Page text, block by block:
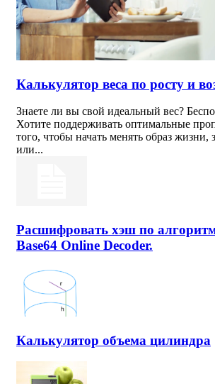
Калькулятор веса по росту и
Знаете ли вы свой идеальный вес?
Хотите поддерживать оптимальные
того, чтобы начать менять образ жизни,
или...
Расшифровать хэш по
Base64 Online Decoder.
Калькулятор объема цилиндра